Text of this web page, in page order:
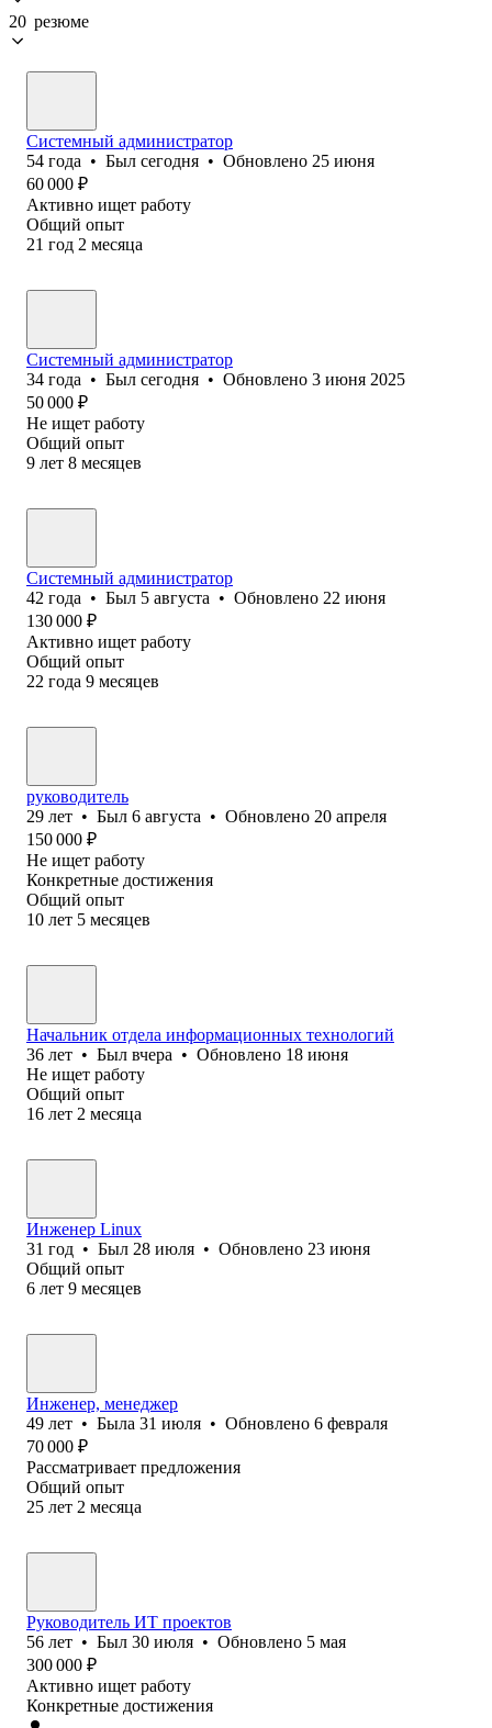
20 резюме
Системный администратор
54 года • Был сегодня • Обновлено 25 июня
60 000 ₽
Активно ищет работу
Общий опыт
21 год 2 месяца
Системный администратор
34 года • Был сегодня • Обновлено 3 июня 2025
50 000 ₽
Не ищет работу
Общий опыт
9 лет 8 месяцев
Системный администратор
42 года • Был 5 августа • Обновлено 22 июня
130 000 ₽
Активно ищет работу
Общий опыт
22 года 9 месяцев
руководитель
29 лет • Был 6 августа • Обновлено 20 апреля
150 000 ₽
Не ищет работу
Конкретные достижения
Общий опыт
10 лет 5 месяцев
Начальник отдела информационных технологий
36 лет • Был вчера • Обновлено 18 июня
Не ищет работу
Общий опыт
16 лет 2 месяца
Инженер Linux
31 год • Был 28 июля • Обновлено 23 июня
Общий опыт
6 лет 9 месяцев
Инженер, менеджер
49 лет • Была 31 июля • Обновлено 6 февраля
70 000 ₽
Рассматривает предложения
Общий опыт
25 лет 2 месяца
Руководитель ИТ проектов
56 лет • Был 30 июля • Обновлено 5 мая
300 000 ₽
Активно ищет работу
Конкретные достижения